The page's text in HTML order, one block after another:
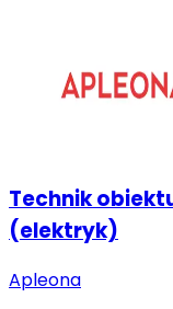
Technik
(elektryk)
Apleona